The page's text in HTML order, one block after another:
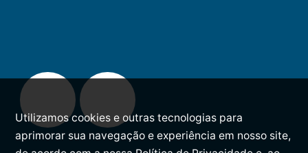
Utilizamos cookies e outras tecnologias para
aprimorar sua navegação e experiência em nosso site,